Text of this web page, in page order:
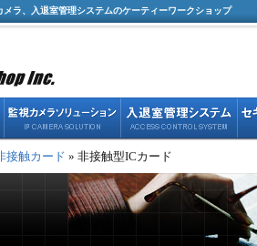
ラ、入退室管理システムのケーティーワークショップ
接触カード » 非接触型ICカード